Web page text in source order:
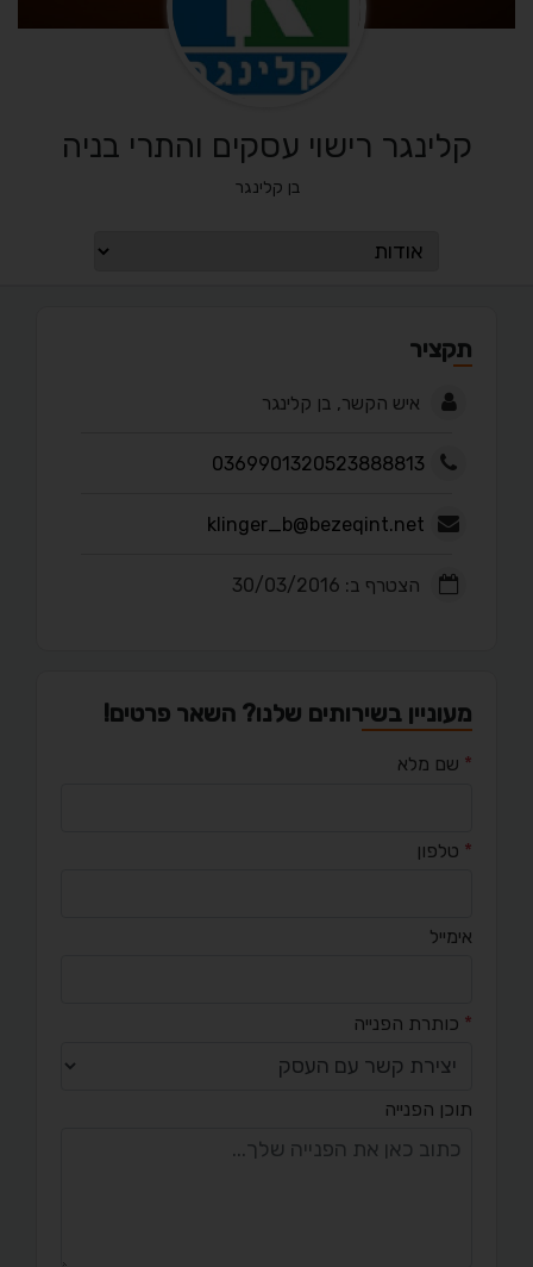
קלינגר רישוי עסקים והתרי בניה
בן קלינגר
תקציר
איש הקשר, בן קלינגר
0369901320523888813
klinger_b@bezeqint.net
הצטרף ב: 30/03/2016
מעוניין בשירותים שלנו? השאר פרטים!
* שם מלא
* טלפון
אימייל
* כותרת הפנייה
תוכן הפנייה